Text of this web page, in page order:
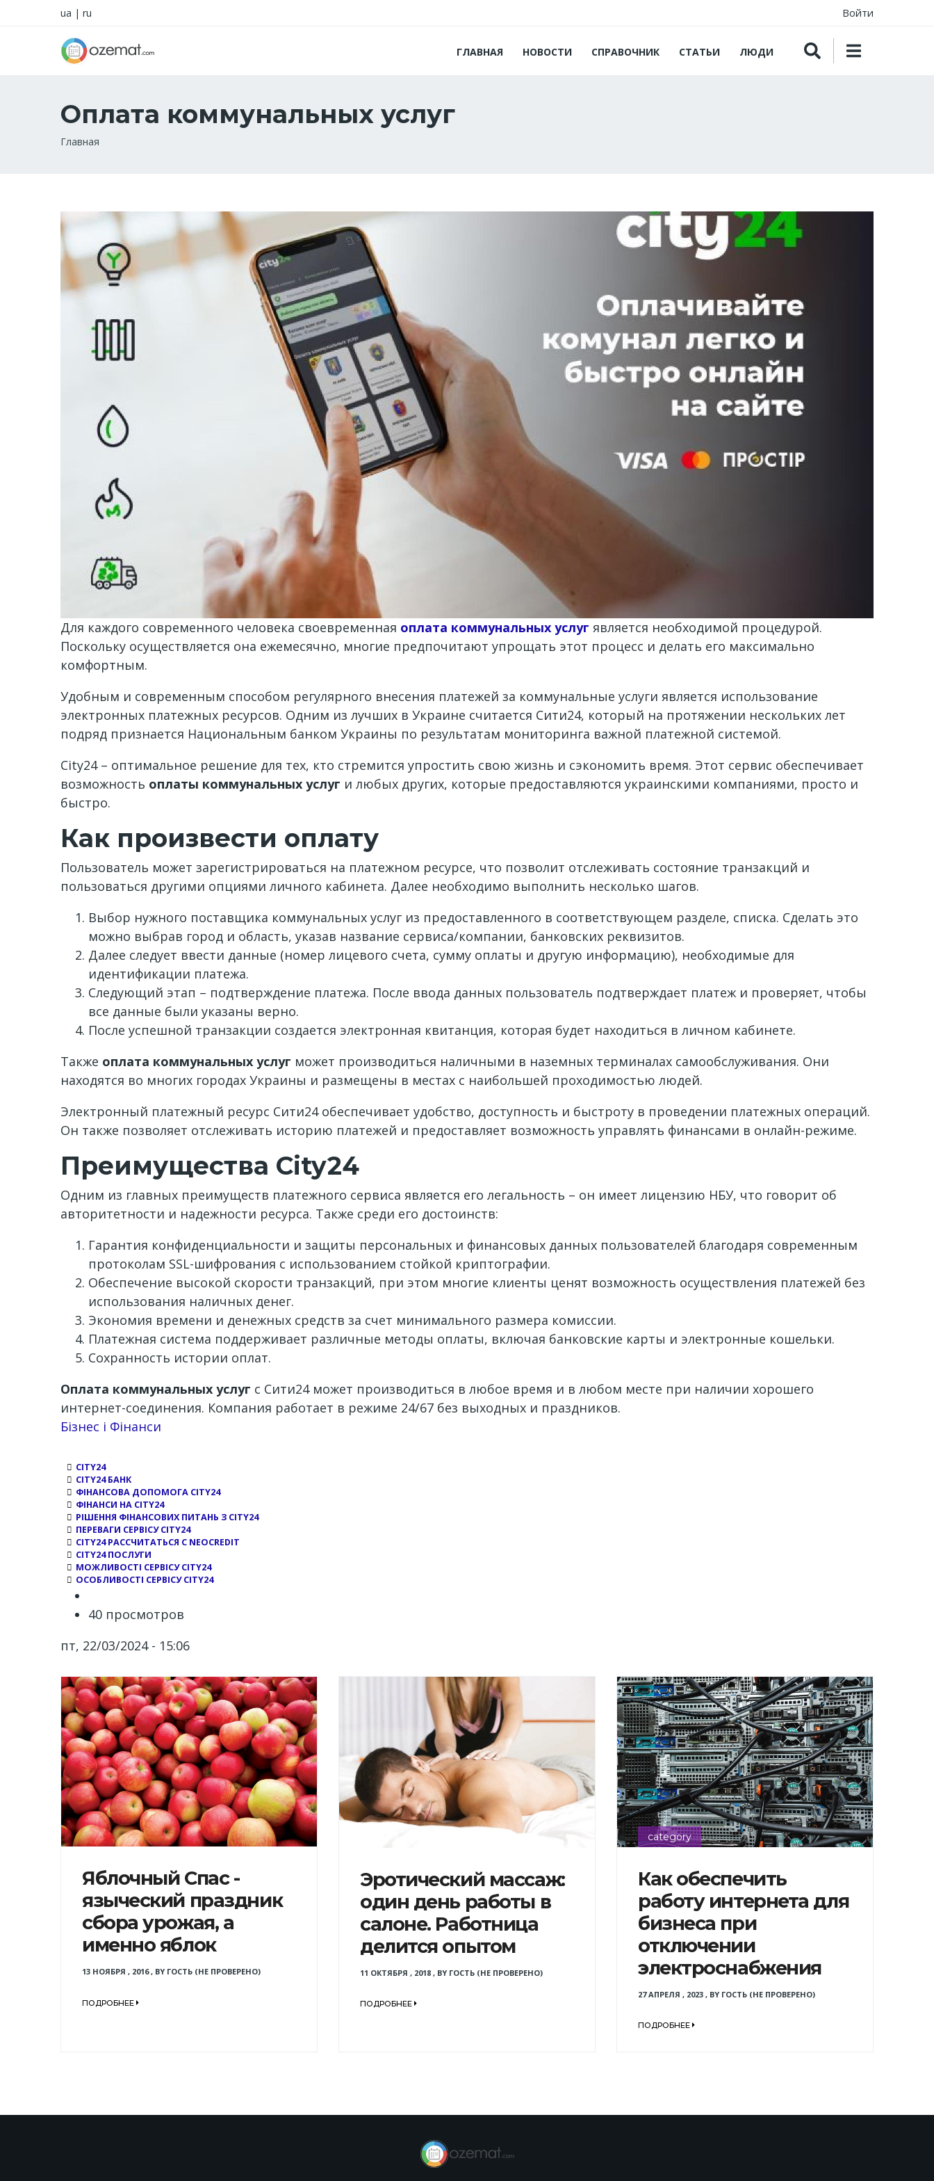
ua | ru Войти
ГЛАВНАЯ НОВОСТИ СПРАВОЧНИК СТАТЬИ ЛЮДИ
Оплата коммунальных услуг
Строка
Главная
Для каждого современного человека своевременная оплата коммунальных услуг является необходимой процедурой.
Поскольку осуществляется она ежемесячно, многие предпочитают упрощать этот процесс и делать его максимально
комфортным.
Удобным и современным способом регулярного внесения платежей за коммунальные услуги является использование
электронных платежных ресурсов. Одним из лучших в Украине считается Сити24, который на протяжении нескольких лет
подряд признается Национальным банком Украины по результатам мониторинга важной платежной системой.
City24 – оптимальное решение для тех, кто стремится упростить свою жизнь и сэкономить время. Этот сервис обеспечивает
возможность оплаты коммунальных услуг и любых других, которые предоставляются украинскими компаниями, просто и
быстро.
Как произвести оплату
Пользователь может зарегистрироваться на платежном ресурсе, что позволит отслеживать состояние транзакций и
пользоваться другими опциями личного кабинета. Далее необходимо выполнить несколько шагов.
Выбор нужного поставщика коммунальных услуг из предоставленного в соответствующем разделе, списка. Сделать это
можно выбрав город и область, указав название сервиса/компании, банковских реквизитов.
Далее следует ввести данные (номер лицевого счета, сумму оплаты и другую информацию), необходимые для
идентификации платежа.
Следующий этап – подтверждение платежа. После ввода данных пользователь подтверждает платеж и проверяет, чтобы
все данные были указаны верно.
После успешной транзакции создается электронная квитанция, которая будет находиться в личном кабинете.
Также оплата коммунальных услуг может производиться наличными в наземных терминалах самообслуживания. Они
находятся во многих городах Украины и размещены в местах с наибольшей проходимостью людей.
Электронный платежный ресурс Сити24 обеспечивает удобство, доступность и быстроту в проведении платежных операций.
Он также позволяет отслеживать историю платежей и предоставляет возможность управлять финансами в онлайн-режиме.
Преимущества City24
Одним из главных преимуществ платежного сервиса является его легальность – он имеет лицензию НБУ, что говорит об
авторитетности и надежности ресурса. Также среди его достоинств:
Гарантия конфиденциальности и защиты персональных и финансовых данных пользователей благодаря современным
протоколам SSL-шифрования с использованием стойкой криптографии.
Обеспечение высокой скорости транзакций, при этом многие клиенты ценят возможность осуществления платежей без
использования наличных денег.
Экономия времени и денежных средств за счет минимального размера комиссии.
Платежная система поддерживает различные методы оплаты, включая банковские карты и электронные кошельки.
Сохранность истории оплат.
Оплата коммунальных услуг с Сити24 может производиться в любое время и в любом месте при наличии хорошего
интернет-соединения. Компания работает в режиме 24/67 без выходных и праздников.
Channel
Бізнес і Фінанси
CITY24
CITY24 БАНК
ФІНАНСОВА ДОПОМОГА CITY24
ФІНАНСИ НА CITY24
РІШЕННЯ ФІНАНСОВИХ ПИТАНЬ З CITY24
ПЕРЕВАГИ СЕРВІСУ CITY24
CITY24 РАССЧИТАТЬСЯ С NEOCREDIT
CITY24 ПОСЛУГИ
МОЖЛИВОСТІ СЕРВІСУ CITY24
ОСОБЛИВОСТІ СЕРВІСУ CITY24
40 просмотров
пт, 22/03/2024 - 15:06
Яблочный Спас -
языческий праздник
сбора урожая, а
именно яблок
13 НОЯБРЯ , 2016, BY ГОСТЬ (НЕ ПРОВЕРЕНО)
ПОДРОБНЕЕ
Эротический массаж:
один день работы в
салоне. Работница
делится опытом
11 ОКТЯБРЯ , 2018, BY ГОСТЬ (НЕ ПРОВЕРЕНО)
ПОДРОБНЕЕ
category
Как обеспечить
работу интернета для
бизнеса при
отключении
электроснабжения
27 АПРЕЛЯ , 2023, BY ГОСТЬ (НЕ ПРОВЕРЕНО)
ПОДРОБНЕЕ